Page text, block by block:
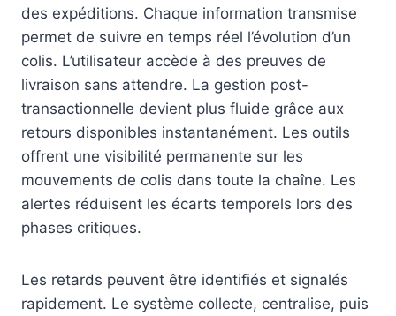
des expéditions. Chaque information transmise
permet de suivre en temps réel l’évolution d’un
colis. L’utilisateur accède à des preuves de
livraison sans attendre. La gestion post-
transactionnelle devient plus fluide grâce aux
retours disponibles instantanément. Les outils
offrent une visibilité permanente sur les
mouvements de colis dans toute la chaîne. Les
alertes réduisent les écarts temporels lors des
phases critiques.
Les retards peuvent être identifiés et signalés
rapidement. Le système collecte, centralise, puis